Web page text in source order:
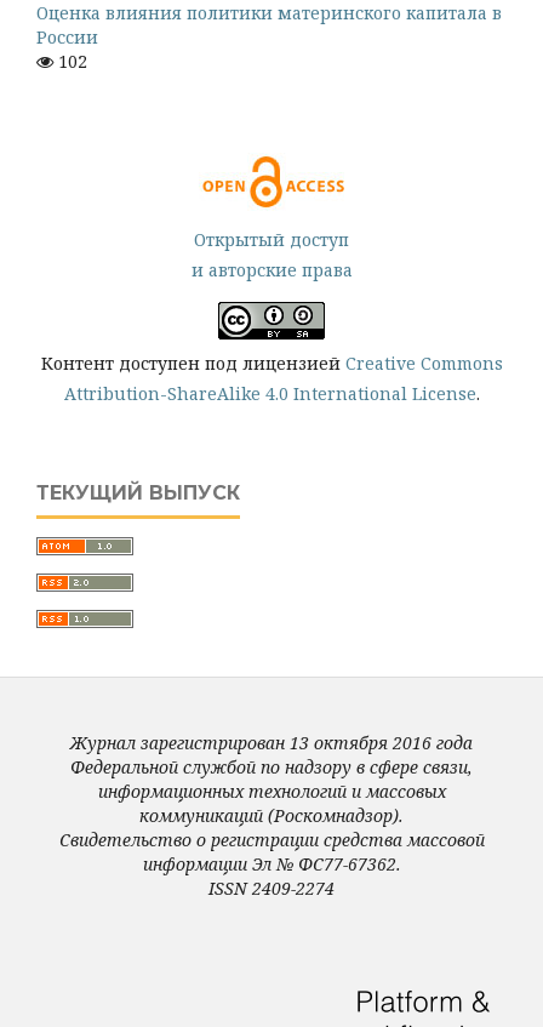
Оценка влияния политики материнского капитала в
России
102
Открытый доступ
и авторские права
Контент доступен под лицензией Creative Commons
Attribution-ShareAlike 4.0 International License.
ТЕКУЩИЙ ВЫПУСК
Журнал зарегистрирован 13 октября 2016 года
Федеральной службой по надзору в сфере связи,
информационных технологий и массовых
коммуникаций (Роскомнадзор).
Свидетельство о регистрации средства массовой
информации Эл № ФС77-67362.
ISSN 2409-2274